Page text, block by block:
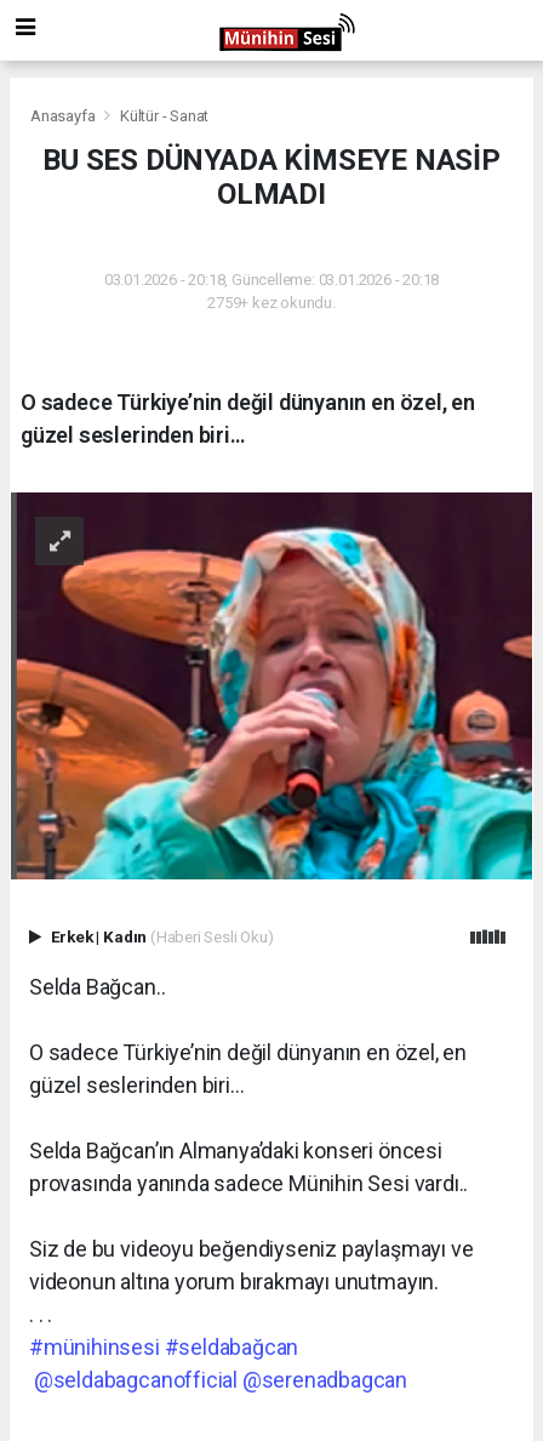
Anasayfa Kültür - Sanat
BU SES DÜNYADA KİMSEYE NASİP
OLMADI
03.01.2026 - 20:18, Güncelleme: 03.01.2026 - 20:18
2759+ kez okundu.
O sadece Türkiye’nin değil dünyanın en özel, en
güzel seslerinden biri…
Erkek| Kadın (Haberi Sesli Oku)
Selda Bağcan..
O sadece Türkiye’nin değil dünyanın en özel, en
güzel seslerinden biri…
Selda Bağcan’ın Almanya’daki konseri öncesi
provasında yanında sadece Münihin Sesi vardı..
Siz de bu videoyu beğendiyseniz paylaşmayı ve
videonun altına yorum bırakmayı unutmayın.
. . .
#münihinsesi #seldabağcan
@seldabagcanofficial @serenadbagcan